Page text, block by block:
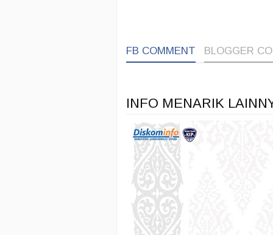
FB COMMENT BLOGGER
INFO MENARIK